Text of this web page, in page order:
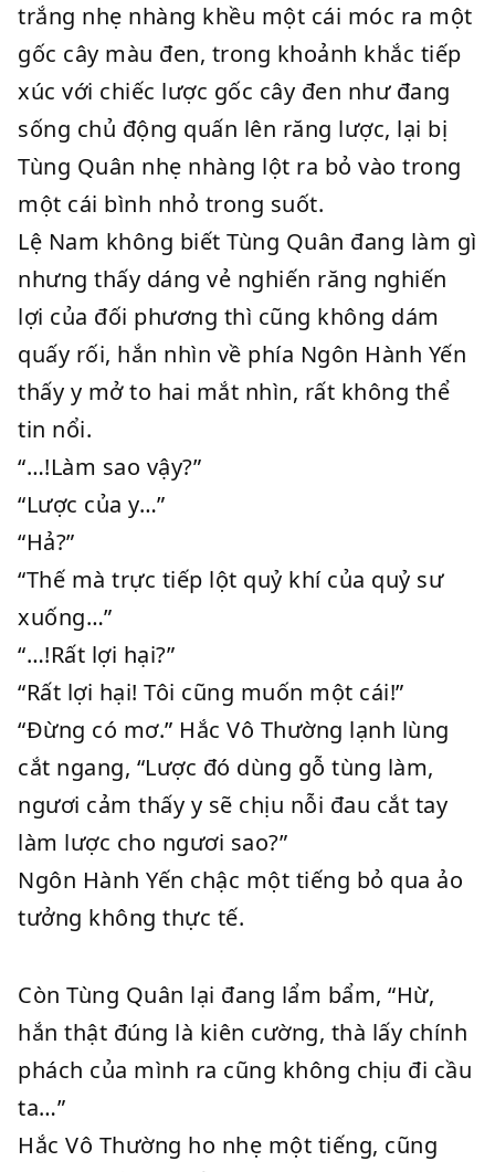
trắng nhẹ nhàng khều một cái móc ra một
gốc cây màu đen, trong khoảnh khắc tiếp
xúc với chiếc lược gốc cây đen như đang
sống chủ động quấn lên răng lược, lại bị
Tùng Quân nhẹ nhàng lột ra bỏ vào trong
một cái bình nhỏ trong suốt.
Lệ Nam không biết Tùng Quân đang làm gì
nhưng thấy dáng vẻ nghiến răng nghiến
lợi của đối phương thì cũng không dám
quấy rối, hắn nhìn về phía Ngôn Hành Yến
thấy y mở to hai mắt nhìn, rất không thể
tin nổi.
“…!Làm sao vậy?”
“Lược của y…”
“Hả?”
“Thế mà trực tiếp lột quỷ khí của quỷ sư
xuống…”
“…!Rất lợi hại?”
“Rất lợi hại! Tôi cũng muốn một cái!”
“Đừng có mơ.” Hắc Vô Thường lạnh lùng
cắt ngang, “Lược đó dùng gỗ tùng làm,
ngươi cảm thấy y sẽ chịu nỗi đau cắt tay
làm lược cho ngươi sao?”
Ngôn Hành Yến chậc một tiếng bỏ qua ảo
tưởng không thực tế.
Còn Tùng Quân lại đang lẩm bẩm, “Hừ,
hắn thật đúng là kiên cường, thà lấy chính
phách của mình ra cũng không chịu đi cầu
ta…”
Hắc Vô Thường ho nhẹ một tiếng, cũng